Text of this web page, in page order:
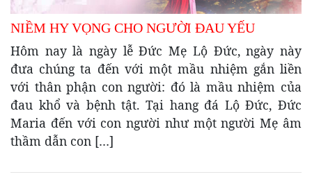
NIỀM HY VỌNG CHO NGƯỜI ĐAU YẾU
Hôm nay là ngày lễ Đức Mẹ Lộ Đức, ngày này
đưa chúng ta đến với một mầu nhiệm gắn liền
với thân phận con người: đó là mầu nhiệm của
đau khổ và bệnh tật. Tại hang đá Lộ Đức, Đức
Maria đến với con người như một người Mẹ âm
thầm dẫn con […]